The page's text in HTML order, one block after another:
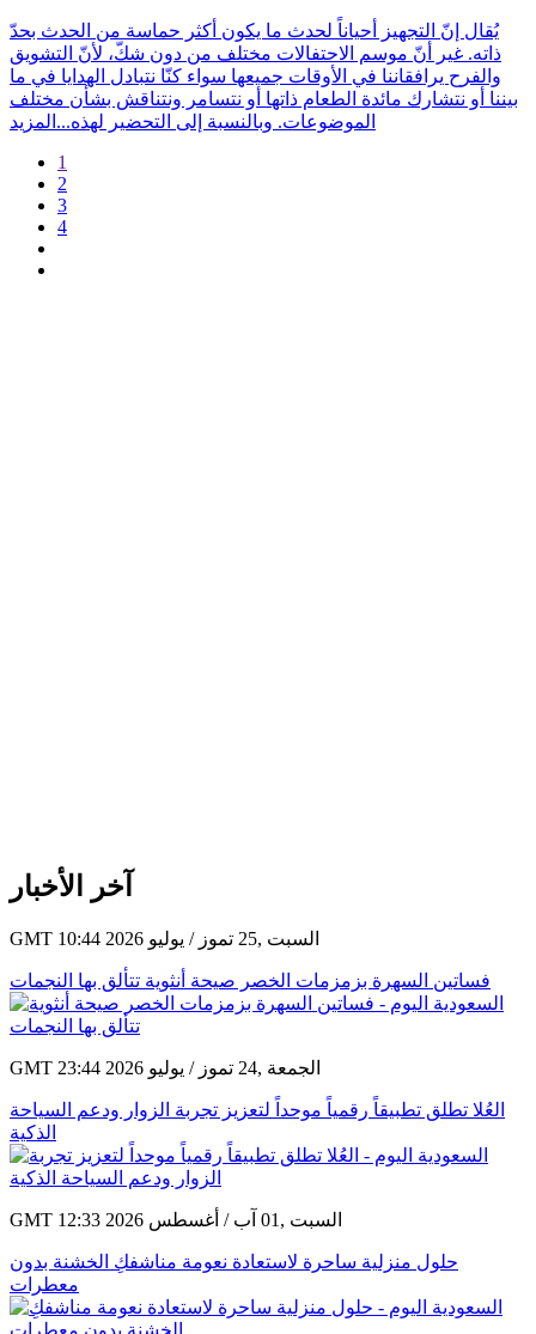
يُقال إنّ التجهيز أحياناً لحدث ما يكون أكثر حماسة من الحدث بحدّ
ذاته. غير أنّ موسم الاحتفالات مختلف من دون شكّ، لأنّ التشويق
والفرح يرافقاننا في الأوقات جميعها سواء كنّا نتبادل الهدايا في ما
بيننا أو نتشارك مائدة الطعام ذاتها أو نتسامر ونتناقش بشأن مختلف
الموضوعات. وبالنسبة إلى التحضير لهذه... المزيد
1
2
3
4
آخر الأخبار
GMT 10:44 2026 السبت ,25 تموز / يوليو
فساتين السهرة بزمزمات الخصر صيحة أنثوية تتألق بها النجمات
GMT 23:44 2026 الجمعة ,24 تموز / يوليو
العُلا تطلق تطبيقاً رقمياً موحداً لتعزيز تجربة الزوار ودعم السياحة
الذكية
GMT 12:33 2026 السبت ,01 آب / أغسطس
حلول منزلية ساحرة لاستعادة نعومة مناشفكِ الخشنة بدون
معطرات